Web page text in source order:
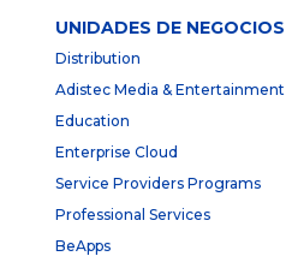
UNIDADES DE NEGOCIOS
Distribution
Adistec Media & Entertainment
Education
Enterprise Cloud
Service Providers Programs
Professional Services
BeApps